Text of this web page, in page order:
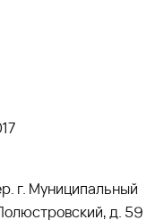
г. Муниципальный
д. 59